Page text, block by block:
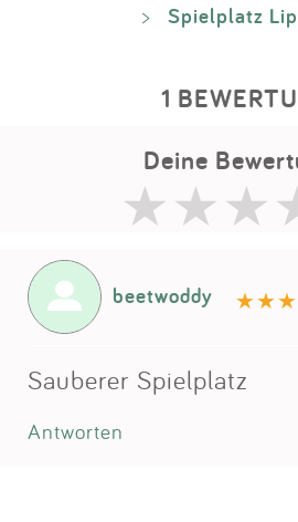
>
Spielplatz
1
Deine
beetwoddy
Sauberer Spielplatz
Antworten